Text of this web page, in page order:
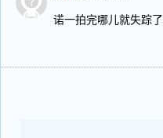
诺一拍完哪儿就失踪了